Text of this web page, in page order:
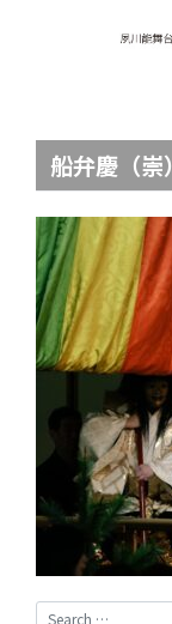
船弁慶（崇）